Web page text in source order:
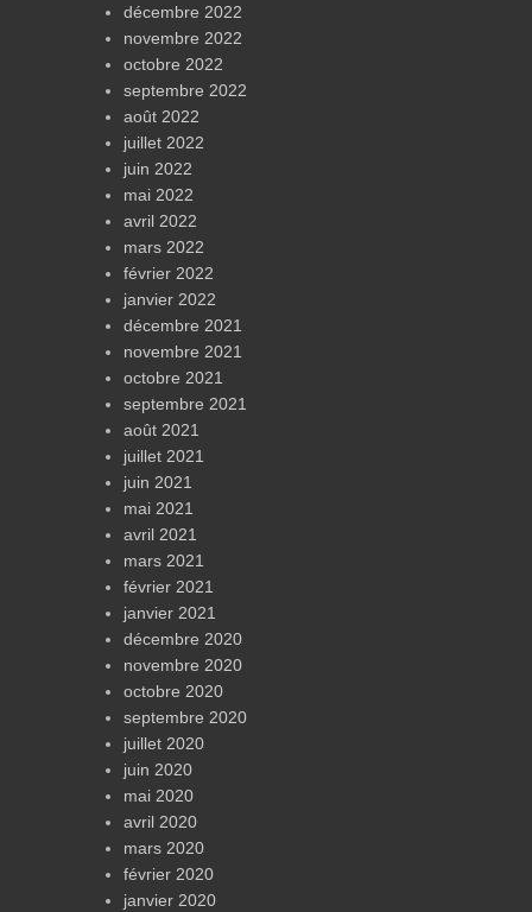
décembre 2022
novembre 2022
octobre 2022
septembre 2022
août 2022
juillet 2022
juin 2022
mai 2022
avril 2022
mars 2022
février 2022
janvier 2022
décembre 2021
novembre 2021
octobre 2021
septembre 2021
août 2021
juillet 2021
juin 2021
mai 2021
avril 2021
mars 2021
février 2021
janvier 2021
décembre 2020
novembre 2020
octobre 2020
septembre 2020
juillet 2020
juin 2020
mai 2020
avril 2020
mars 2020
février 2020
janvier 2020